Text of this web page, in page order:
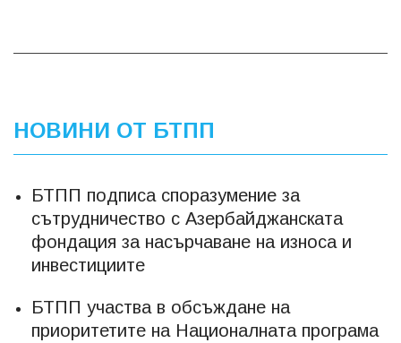
НОВИНИ ОТ БТПП
БТПП подписа споразумение за
сътрудничество с Азербайджанската
фондация за насърчаване на износа и
инвестициите
БТПП участва в обсъждане на
приоритетите на Националната програма